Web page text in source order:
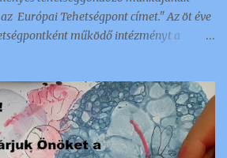
Európai Tehetségpont címet." Az öt éve
működő intézményt a
Az a tehetséggondozó szervezet lehet
rendelkezik a tehetségek fejlesztésével
és legalább egyéves gyakorlattal a terv
megosztani az információkat a